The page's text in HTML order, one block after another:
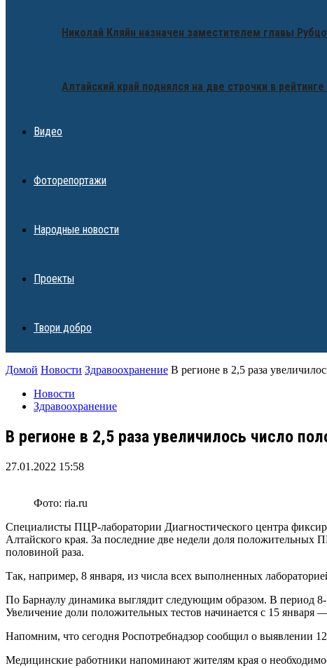
Николай Кляйн назначен заместителем главы
Алтайский край поднялся на две строчки в
Видео
Фоторепортажи
Народные новости
Проекты
Твори добро
Домой Новости Здравоохранение В регионе в 2,5 раза
Новости
Здравоохранение
В регионе в 2,5 раза увеличилось число
27.01.2022 15:58
Фото: ria.ru
Специалисты ПЦР-лаборатории Диагностического центра
Алтайского края. За последние две недели доля положительных
половиной раза.
Так, например, 8 января, из числа всех выполненных
По Барнаулу динамика выглядит следующим образом. В период 8-
Увеличение доли положительных тестов начинается с 15
Напомним, что сегодня Роспотребнадзор сообщил о выявлении
Медицинские работники напоминают жителям края о